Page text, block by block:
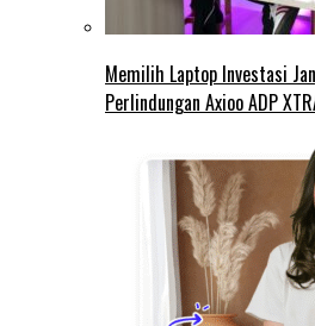
Memilih Laptop Investasi
Perlindungan Axioo ADP